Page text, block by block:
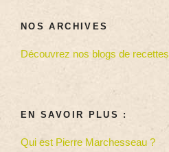
NOS ARCHIVES
Découvrez nos blogs de recettes
EN SAVOIR PLUS :
Qui est Pierre Marchesseau ?